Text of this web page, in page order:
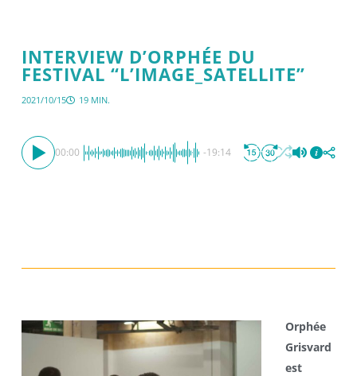
INTERVIEW D’ORPHÉE DU
FESTIVAL “L’IMAGE_SATELLITE”
2021/10/15 19 MIN.
00:00 -19:14
Orphée
Grisvard
est